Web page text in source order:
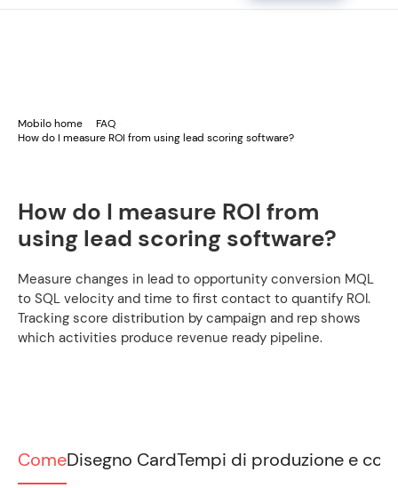
Mobilo home
FAQ
How do I measure ROI from using lead scoring software?
How do I measure ROI from
using lead scoring software?
Measure changes in lead to opportunity conversion MQL
to SQL velocity and time to first contact to quantify ROI.
Tracking score distribution by campaign and rep shows
which activities produce revenue ready pipeline.
ComeDisegno CardTempi di produzione e